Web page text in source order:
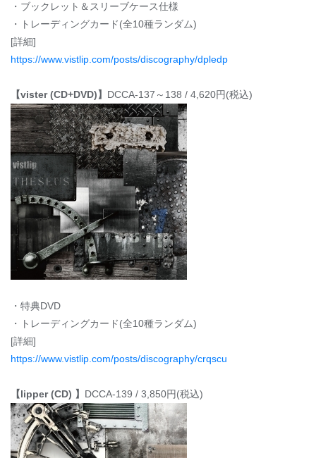
・ブックレット＆スリーブケース仕様
・トレーディングカード(全10種ランダム)
[詳細]
https://www.vistlip.com/posts/discography/dpledp
【vister (CD+DVD)】 DCCA-137～138 / 4,620円(税込)
・特典DVD
・トレーディングカード(全10種ランダム)
[詳細]
https://www.vistlip.com/posts/discography/crqscu
【lipper (CD) 】 DCCA-139 / 3,850円(税込)